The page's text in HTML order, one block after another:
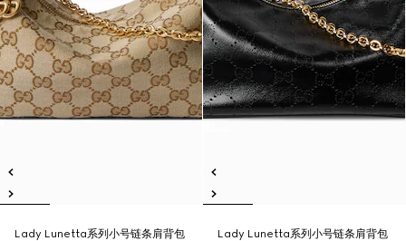
Lady Lunetta系列小号链条肩背包
Lady Lunetta系列小号链条肩背包